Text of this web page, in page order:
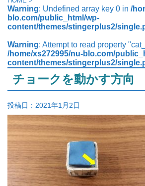
Warning: Undefined array key 0 in /
blo.com/public_html/wp-
content/themes/stingerplus2/
Warning: Attempt to read property
/home/xs272995/nu-blo.com/
content/themes/stingerplus2/
チョークを動かす方向
投稿日： 2021年1月2日